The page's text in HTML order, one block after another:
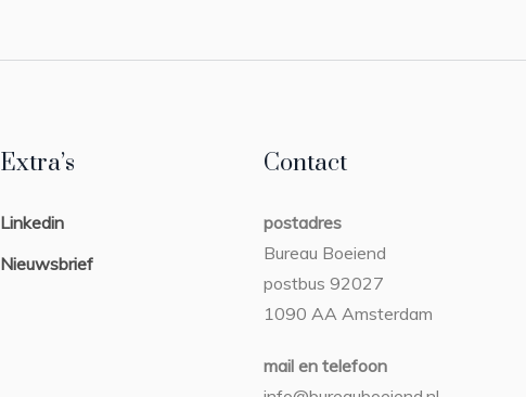
Extra’s
Linkedin
Nieuwsbrief
Contact
postadres
Bureau Boeiend
postbus 92027
1090 AA Amsterdam
mail en telefoon